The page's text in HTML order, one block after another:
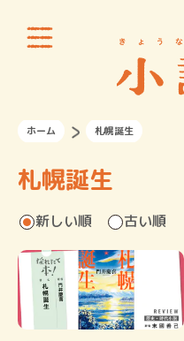
ホーム 札幌誕生
札幌誕生
新しい順 古い順